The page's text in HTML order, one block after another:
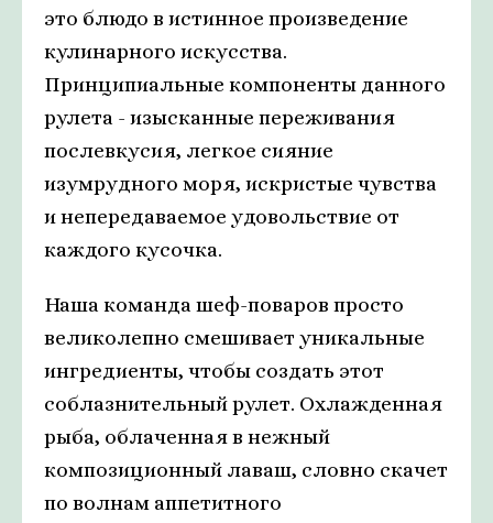
это блюдо в истинное произведение
кулинарного искусства.
Принципиальные компоненты данного
рулета - изысканные переживания
послевкусия, легкое сияние
изумрудного моря, искристые чувства
и непередаваемое удовольствие от
каждого кусочка.
Наша команда шеф-поваров просто
великолепно смешивает уникальные
ингредиенты, чтобы создать этот
соблазнительный рулет. Охлажденная
рыба, облаченная в нежный
композиционный лаваш, словно скачет
по волнам аппетитного